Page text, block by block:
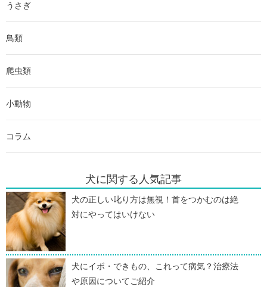
うさぎ
鳥類
爬虫類
小動物
コラム
犬に関する人気記事
犬の正しい叱り方は無視！首をつかむのは絶
対にやってはいけない
犬にイボ・できもの、これって病気？治療法
や原因についてご紹介